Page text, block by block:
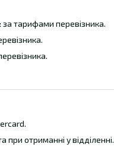
за тарифами перевізника.
при отриманні у відділенні.